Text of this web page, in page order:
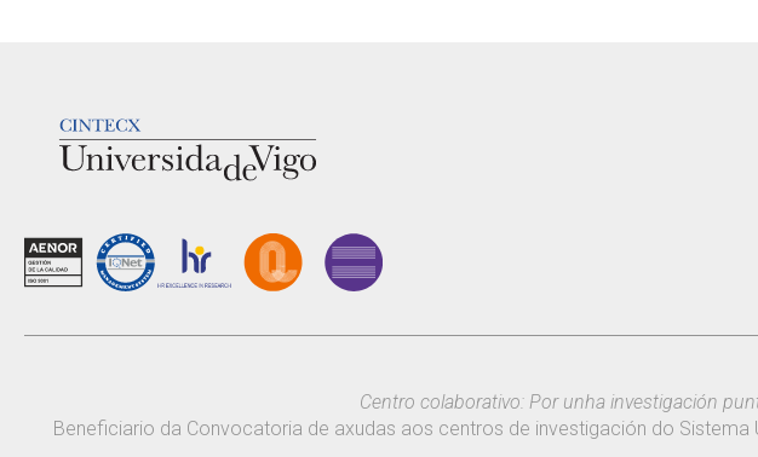
Centro colaborativo: Por unha investigación
Beneficiario da Convocatoria de axudas aos centros de investigación do Sistema